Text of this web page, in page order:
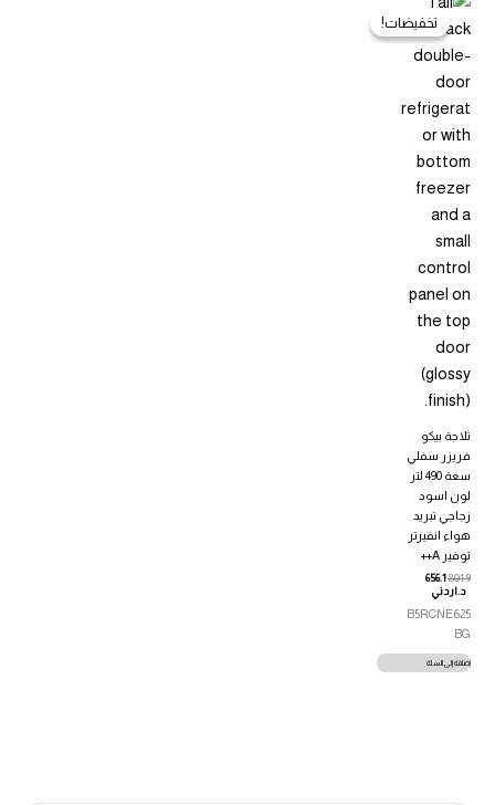
تخفيضات!
تخفيضات!
ثلاجة بيكو
فريزر سفلي
سعة 490 لتر
لون اسود
زجاجي تبريد
هواء انفيرتر
توفير A++
801.9
656.1
د.اردني
B5RCNE625
BG
إضافة إلى السلة